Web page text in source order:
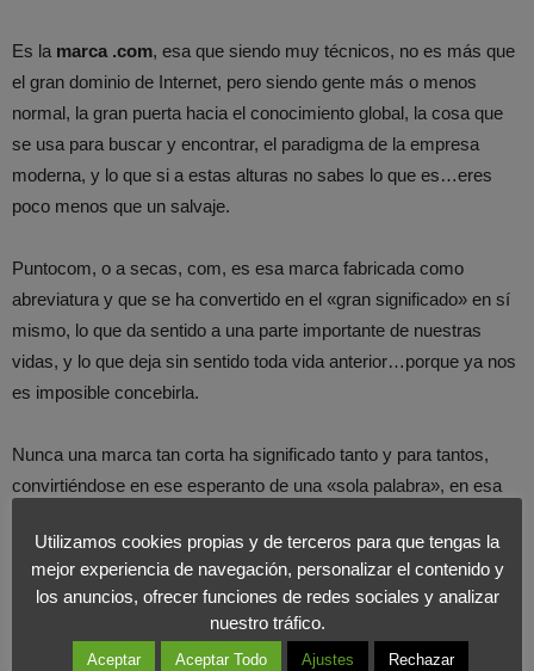
Es la marca .com, esa que siendo muy técnicos, no es más que
el gran dominio de Internet, pero siendo gente más o menos
normal, la gran puerta hacia el conocimiento global, la cosa que
se usa para buscar y encontrar, el paradigma de la empresa
moderna, y lo que si a estas alturas no sabes lo que es…eres
poco menos que un salvaje.
Puntocom, o a secas, com, es esa marca fabricada como
abreviatura y que se ha convertido en el «gran significado» en sí
mismo, lo que da sentido a una parte importante de nuestras
vidas, y lo que deja sin sentido toda vida anterior…porque ya nos
es imposible concebirla.
Nunca una marca tan corta ha significado tanto y para tantos,
convirtiéndose en ese esperanto de una «sola palabra», en esa
parecer no tiene fin, o eso nos hemos empeñado en creer.
Sí, han habido otras porque la hemos agotado de tanto usarla,
pero ni por asomo significan lo mismo.
Utilizamos cookies propias y de terceros para que tengas la
mejor experiencia de navegación, personalizar el contenido y
los anuncios, ofrecer funciones de redes sociales y analizar
nuestro tráfico.
Aceptar Aceptar Todo Ajustes Rechazar